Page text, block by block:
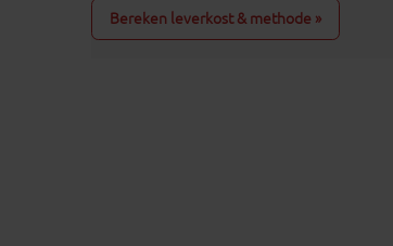
Bereken leverkost & methode »